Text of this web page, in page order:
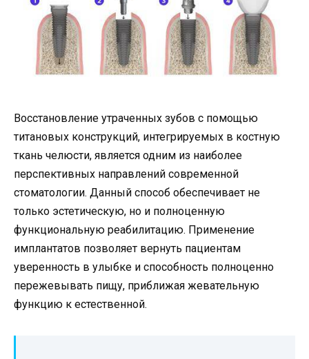
Восстановление утраченных зубов с помощью
титановых конструкций, интегрируемых в костную
ткань челюсти, является одним из наиболее
перспективных направлений современной
стоматологии. Данный способ обеспечивает не
только эстетическую, но и полноценную
функциональную реабилитацию. Применение
имплантатов позволяет вернуть пациентам
уверенность в улыбке и способность полноценно
пережевывать пищу, приближая жевательную
функцию к естественной.